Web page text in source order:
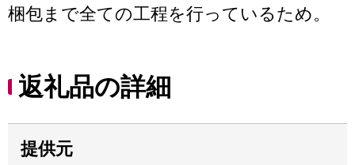
梱包まで全ての工程を行っているため。
返礼品の詳細
提供元